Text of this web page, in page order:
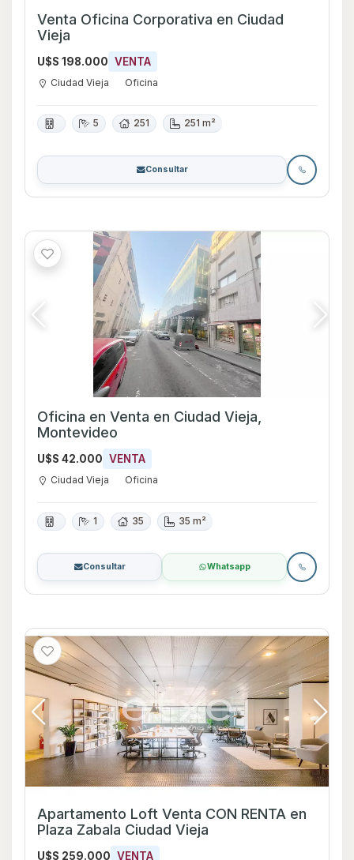
Venta Oficina Corporativa en Ciudad
Vieja
U$S 198.000 VENTA
Ciudad Vieja Oficina
5 251 251 m²
Consultar
Oficina en Venta en Ciudad Vieja,
Montevideo
U$S 42.000 VENTA
Ciudad Vieja Oficina
1 35 35 m²
Consultar Whatsapp
Apartamento Loft Venta CON RENTA en
Plaza Zabala Ciudad Vieja
U$S 259.000 VENTA